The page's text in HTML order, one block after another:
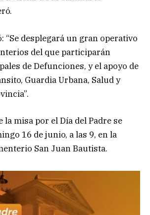
“Se desplegará un gran operativo
del que participarán
de Defunciones, y el apoyo de
Guardia Urbana, Salud y
la misa por el Día del Padre se
16 de junio, a las 9, en la
San Juan Bautista.